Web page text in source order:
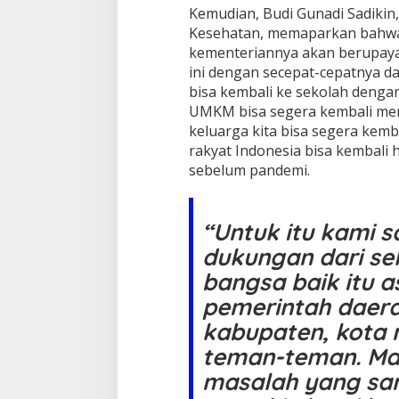
e
t
n
d
o
n
e
i
a
u
Kemudian, Budi Gunadi
Kesehatan, memaparkan
kementeriannya akan
ini dengan secepat-cepatnya
bisa kembali ke sekolah
UMKM bisa segera kembali
keluarga kita bisa segera
rakyat Indonesia bisa kembali
sebelum pandemi.
“Untuk itu kami
dukungan dari
bangsa baik itu
pemerintah
kabupaten, kota
teman-teman.
masalah yang